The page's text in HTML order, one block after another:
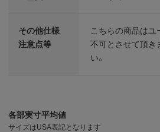
その他仕様
注意点等
こちらの商品はユ
不可とさせて頂き
い。
各部実寸平均値
サイズはUSA表記となります